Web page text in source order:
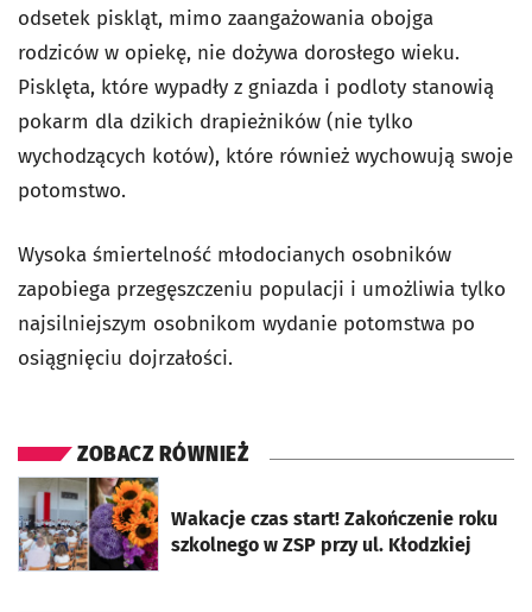
odsetek piskląt, mimo zaangażowania obojga
rodziców w opiekę, nie dożywa dorosłego wieku.
Pisklęta, które wypadły z gniazda i podloty stanowią
pokarm dla dzikich drapieżników (nie tylko
wychodzących kotów), które również wychowują swoje
potomstwo.
Wysoka śmiertelność młodocianych osobników
zapobiega przegęszczeniu populacji i umożliwia tylko
najsilniejszym osobnikom wydanie potomstwa po
osiągnięciu dojrzałości.
ZOBACZ RÓWNIEŻ
Wakacje czas start! Zakończenie roku
szkolnego w ZSP przy ul. Kłodzkiej
otworzy się w nowej karcie